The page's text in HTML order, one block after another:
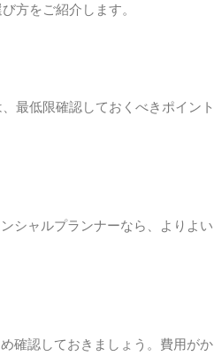
方をご紹介します。
最低限確認しておくべきポイント
シャルプランナーなら、よりよい
確認しておきましょう。費用がか